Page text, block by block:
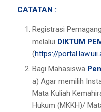
CATATAN :
Registrasi
melalui DIKTUM
(https://
Bagi Mahasiswa
a) Agar memilih
Mata Kuliah
Hukum (MKKH)/